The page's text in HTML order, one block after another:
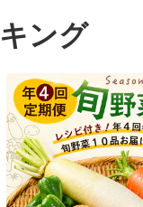
刺しに、「1.特殊
熟成」、「3.自社
工」の3つの工程
で、生食に近い食
味を十分に堪能で
の馬肉のお礼品で
ング